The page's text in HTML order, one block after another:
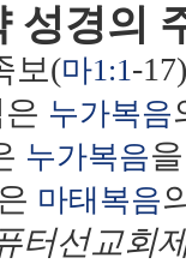
성경의
보(마1:1-
누가복음
누가복음
마태복음
터선교회